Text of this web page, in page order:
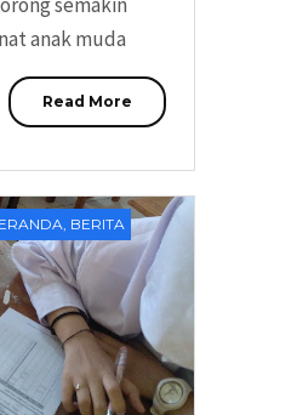
anak muda
Read More
, BERITA